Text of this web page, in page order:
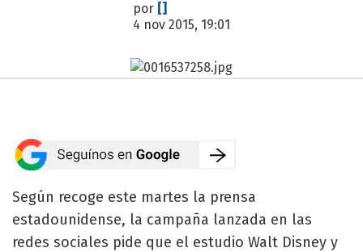
por []
4 nov 2015, 19:01
Según recoge este martes la prensa
estadounidense, la campaña lanzada en las
redes sociales pide que el estudio Walt Disney y